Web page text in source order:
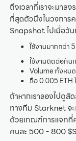
ถึงเวลาที่เราจะมาล
ที่สุดตัวนึงในวงการ
Snapshot ไปเมื่อวั
ใช้งานมากกว่า
ใช้งานติดต่อกัน
Volume ทั้งหม
ถือ 0.005 ETH
ถ้าหากเราลองไปดู
ทางทีม Starknet จ
ด้วยเกณฑ์การแจกที่
คนละ 500 - 800